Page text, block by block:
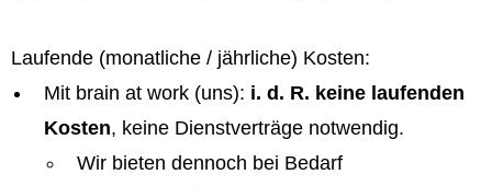
Laufende (monatliche / jährliche) Kosten:
Mit brain at work (uns): i. d. R. keine laufenden
Kosten, keine Dienstverträge notwendig.
Wir bieten dennoch bei Bedarf